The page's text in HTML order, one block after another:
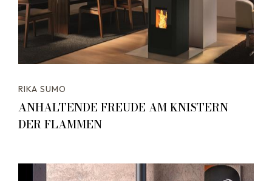
RIKA SUMO
ANHALTENDE FREUDE AM KNISTERN
DER FLAMMEN